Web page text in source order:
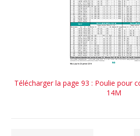
Télécharger la page 93 : Poulie pour
14M